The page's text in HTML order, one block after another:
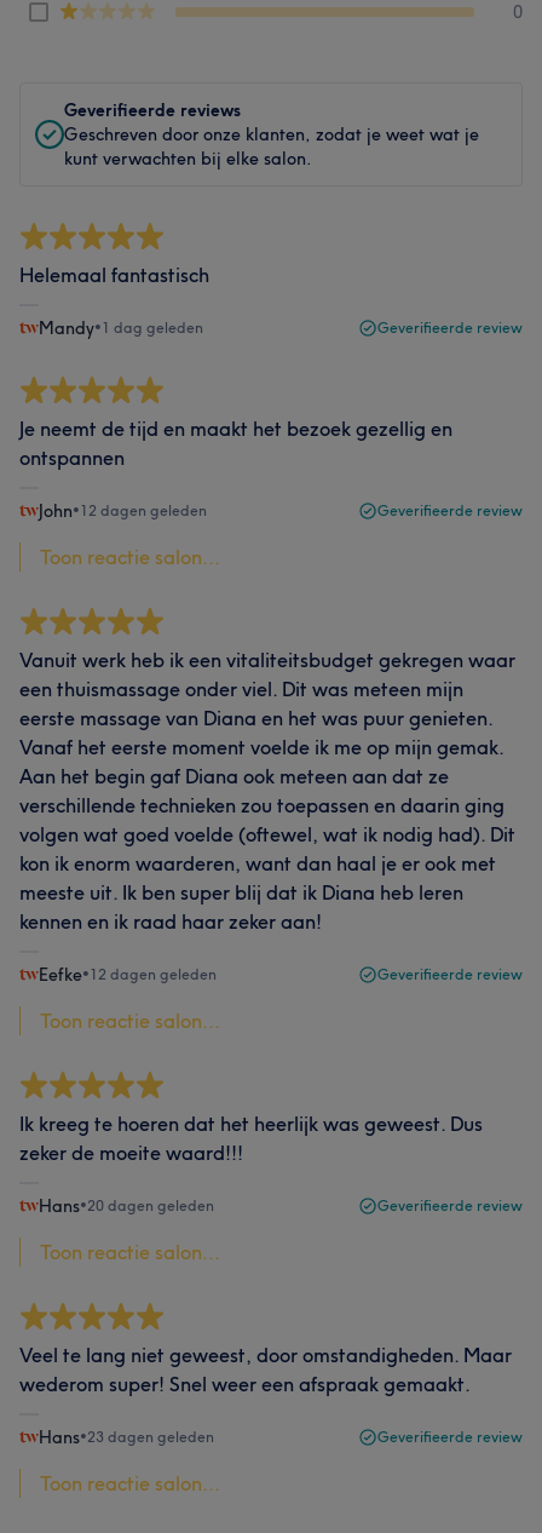
0
Geverifieerde reviews
Geschreven door onze klanten, zodat je weet wat je
kunt verwachten bij elke salon.
Helemaal fantastisch
Mandy•1 dag geleden Geverifieerde review
Je neemt de tijd en maakt het bezoek gezellig en
ontspannen
John•12 dagen geleden Geverifieerde review
Toon reactie salon...
Vanuit werk heb ik een vitaliteitsbudget gekregen waar
een thuismassage onder viel. Dit was meteen mijn
eerste massage van Diana en het was puur genieten.
Vanaf het eerste moment voelde ik me op mijn gemak.
Aan het begin gaf Diana ook meteen aan dat ze
verschillende technieken zou toepassen en daarin ging
volgen wat goed voelde (oftewel, wat ik nodig had). Dit
kon ik enorm waarderen, want dan haal je er ook met
meeste uit. Ik ben super blij dat ik Diana heb leren
kennen en ik raad haar zeker aan!
Eefke•12 dagen geleden Geverifieerde review
Toon reactie salon...
Ik kreeg te hoeren dat het heerlijk was geweest. Dus
zeker de moeite waard!!!
Hans•20 dagen geleden Geverifieerde review
Toon reactie salon...
Veel te lang niet geweest, door omstandigheden. Maar
wederom super! Snel weer een afspraak gemaakt.
Hans•23 dagen geleden Geverifieerde review
Toon reactie salon...